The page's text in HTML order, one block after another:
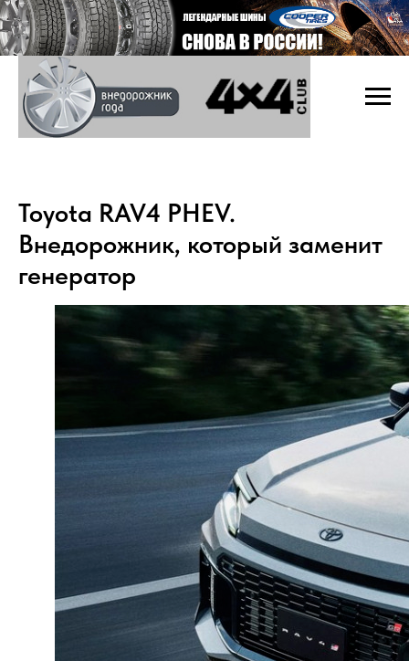
Toyota RAV4 PHEV.
Внедорожник, который заменит
генератор